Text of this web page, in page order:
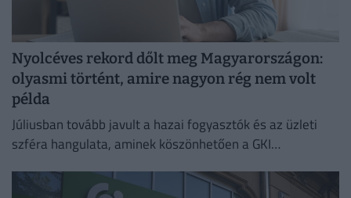
Nyolcéves rekord dőlt meg Magyarországon:
olyasmi történt, amire nagyon rég nem volt
példa
Júliusban tovább javult a hazai fogyasztók és az üzleti
szféra hangulata, aminek köszönhetően a GKI